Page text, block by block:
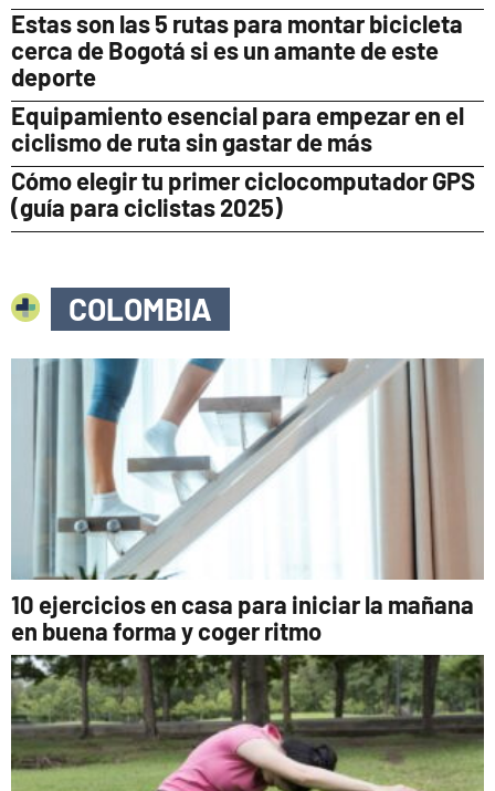
Estas son las 5 rutas para montar bicicleta
cerca de Bogotá si es un amante de este
deporte
Equipamiento esencial para empezar en el
ciclismo de ruta sin gastar de más
Cómo elegir tu primer ciclocomputador GPS
(guía para ciclistas 2025)
COLOMBIA
10 ejercicios en casa para iniciar la mañana
en buena forma y coger ritmo